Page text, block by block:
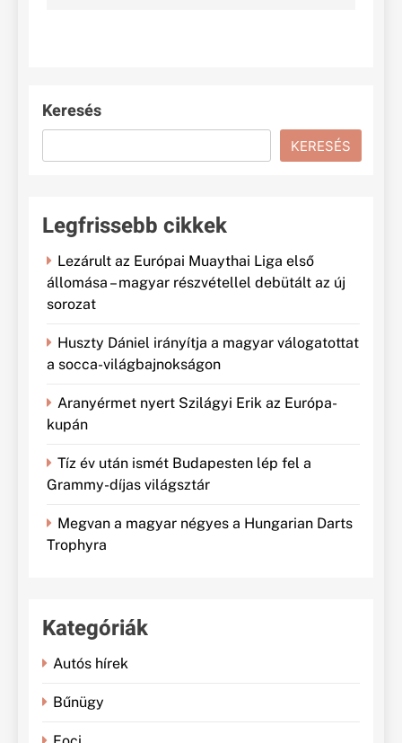
Keresés
KERESÉS
Legfrissebb cikkek
Lezárult az Európai Muaythai Liga első
állomása – magyar részvétellel debütált az új
sorozat
Huszty Dániel irányítja a magyar válogatottat
a socca-világbajnokságon
Aranyérmet nyert Szilágyi Erik az Európa-
kupán
Tíz év után ismét Budapesten lép fel a
Grammy-díjas világsztár
Megvan a magyar négyes a Hungarian Darts
Trophyra
Kategóriák
Autós hírek
Bűnügy